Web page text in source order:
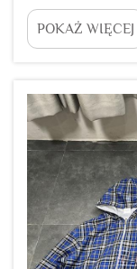
prowadzi małą
zaoszczędzić
niskimi cenami.
POKAŻ WIĘCEJ